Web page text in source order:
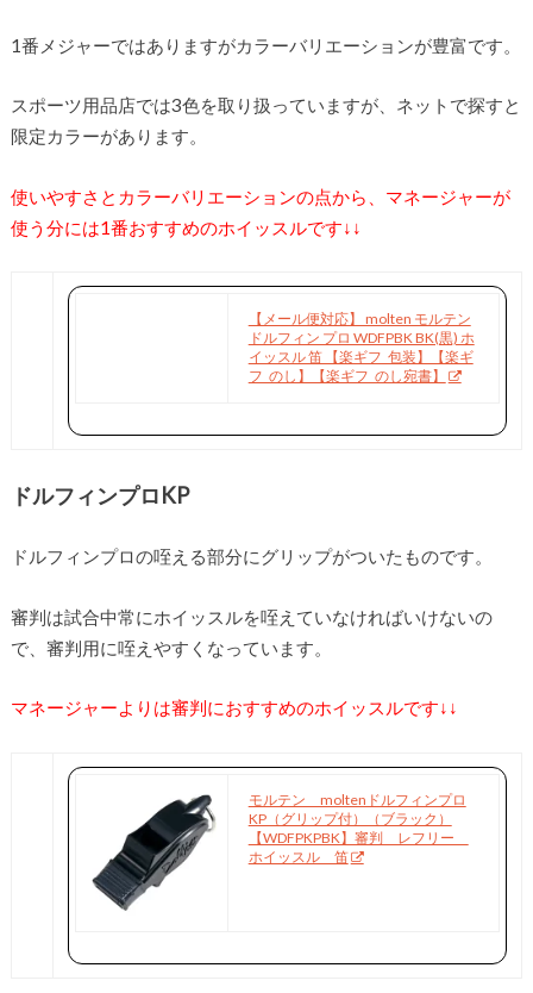
1番メジャーではありますがカラーバリエーションが豊富です。
スポーツ用品店では3色を取り扱っていますが、ネットで探すと
限定カラーがあります。
使いやすさとカラーバリエーションの点から、マネージャーが
使う分には1番おすすめのホイッスルです↓↓
【メール便対応】 molten モルテン
ドルフィン プロ WDFPBK BK(黒) ホ
イッスル 笛 【楽ギフ_包装】【楽ギ
フ_のし】【楽ギフ_のし宛書】
ドルフィンプロKP
ドルフィンプロの咥える部分にグリップがついたものです。
審判は試合中常にホイッスルを咥えていなければいけないの
で、審判用に咥えやすくなっています。
マネージャーよりは審判におすすめのホイッスルです↓↓
モルテン moltenドルフィンプロ
KP（グリップ付）（ブラック）
【WDFPKPBK】審判 レフリー
ホイッスル 笛